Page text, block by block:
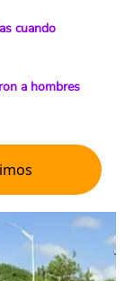
cuando
a hombres